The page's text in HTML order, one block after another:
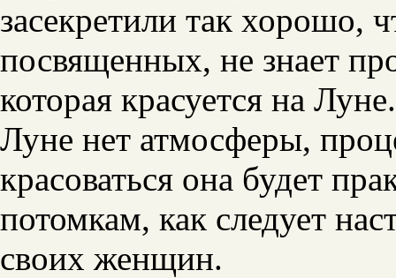
засекретили так хорошо,
посвященных, не знает
которая красуется на
Луне нет атмосферы,
красоваться она будет
потомкам, как следует
своих женщин.